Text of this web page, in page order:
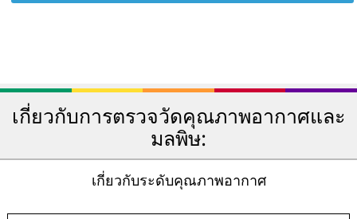
เกี่ยวกับการตรวจวัดคุณภาพอากาศและ
มลพิษ:
เกี่ยวกับระดับคุณภาพอากาศ